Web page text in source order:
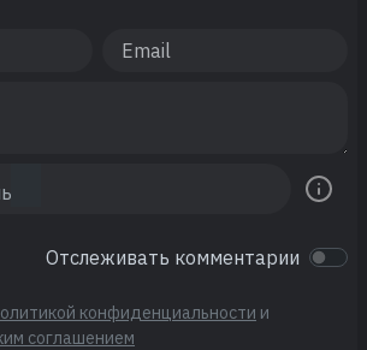
Отслеживать комментарии
конфиденциальности и
соглашением